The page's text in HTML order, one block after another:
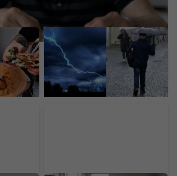
v
Prax
SHMÚ zvyšuje výstrahy:
Búrky s krúpami
zasiahnu stred aj východ,
na týchto miestach
hrozia bleskové povodne